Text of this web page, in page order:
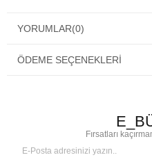
YORUMLAR(0)
ÖDEME SEÇENEKLERI
Fırsatları